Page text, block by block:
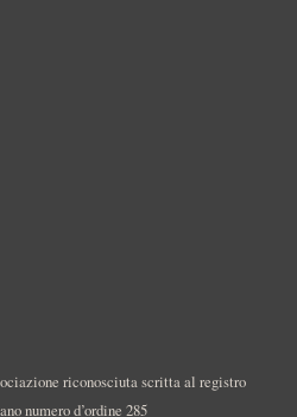
riconosciuta scritta al registro
numero d’ordine 285